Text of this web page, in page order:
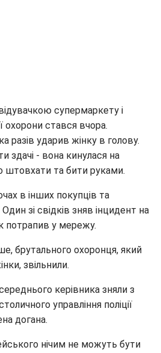
супермаркету і
охорони стався вчора.
разів ударив жінку в голову.
здачі - вона кинулася на
штовхати та бити руками.
в інших покупців та
зі свідків зняв інцидент на
потрапив у мережу.
брутального охоронця, який
звільнили.
керівника зняли з
управління поліції
догана.
нічим не можуть бути